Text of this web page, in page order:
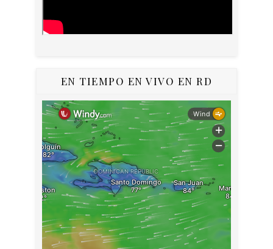
EN TIEMPO EN VIVO EN RD